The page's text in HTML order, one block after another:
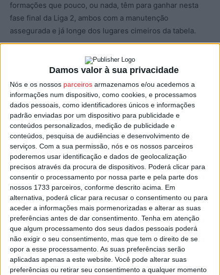
Damos valor à sua privacidade
Nós e os nossos parceiros armazenamos e/ou acedemos a
informações num dispositivo, como cookies, e processamos
dados pessoais, como identificadores únicos e informações
padrão enviadas por um dispositivo para publicidade e
conteúdos personalizados, medição de publicidade e
conteúdos, pesquisa de audiências e desenvolvimento de
serviços. Com a sua permissão, nós e os nossos parceiros
poderemos usar identificação e dados de geolocalização
precisos através da procura de dispositivos. Poderá clicar para
consentir o processamento por nossa parte e pela parte dos
nossos 1733 parceiros, conforme descrito acima. Em
alternativa, poderá clicar para recusar o consentimento ou para
aceder a informações mais pormenorizadas e alterar as suas
preferências antes de dar consentimento. Tenha em atenção
que algum processamento dos seus dados pessoais poderá
não exigir o seu consentimento, mas que tem o direito de se
opor a esse processamento. As suas preferências serão
aplicadas apenas a este website. Você pode alterar suas
preferências ou retirar seu consentimento a qualquer momento
formações que pouco, ou nada, têm para ganhar nesta
fase final da Liga 2, ambos com a manutenção
assegurada e já longe dos lugares cimeiros da tabela.
Jogam pelos três pontos e pela possibilidade de ainda
subirem alguns lugares na tabela classificativa.
O Académico é 11.º classificado, com 41 pontos e recebe
o Portimonense que ocupa o 14.º lugar com 34.
A partida será arbitrada porHalim Shirzad, de Santarém.
Esta e outras notícias para ouvir na Estação Diária – 96.8
FM ou emwww.968.fm.
Pub
TAGS Académico de Viseu Futebol Liga 2 Viseu